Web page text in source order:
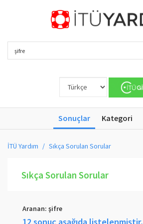
Sonuçlar Kategori
İTÜ Yardım Sıkça Sorulan Sorular
Sıkça Sorulan Sorular
Aranan: şifre